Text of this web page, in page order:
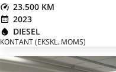
23.500 KM
2023
DIESEL
KONTANT (EKSKL. MOMS)